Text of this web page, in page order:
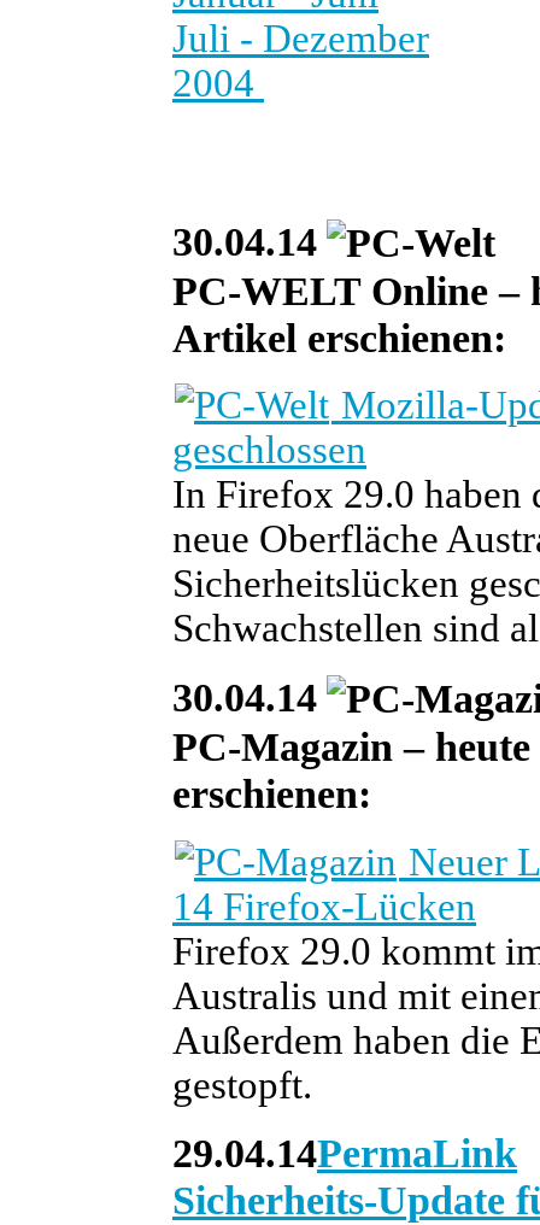
Juli - Dezember
2004
30.04.14
PC-WELT Online –
Artikel erschienen:
Mozilla-
geschlossen
In Firefox 29.0
neue Oberfläche
Sicherheitslücken
Schwachstellen sind
30.04.14
PC-Magazin –
erschienen:
Neuer
14 Firefox-Lücken
Firefox 29.0 kommt
Australis und mit
Außerdem haben die
gestopft.
29.04.14PermaLink
Sicherheits-Update